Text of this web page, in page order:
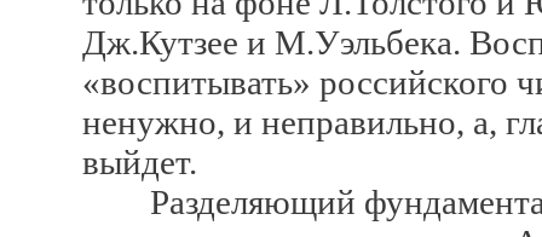
Дж.Кутзее и М.Уэльбека.
«воспитывать» российского
ненужно, и неправильно, а,
выйдет.
Разделяющий